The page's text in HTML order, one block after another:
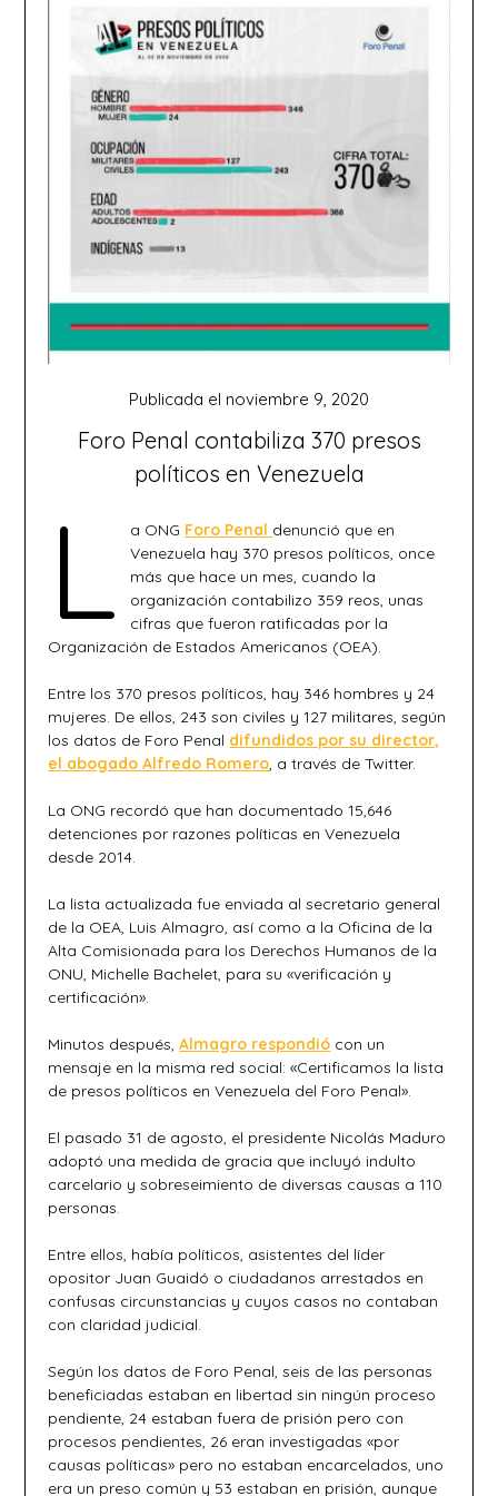
Foro Penal contabiliza 370 presos
políticos en Venezuela
Publicada el noviembre 9, 2020
L a ONG Foro Penal denunció que en
Venezuela hay 370 presos políticos, once
más que hace un mes, cuando la
organización contabilizo 359 reos, unas
cifras que fueron ratificadas por la
Organización de Estados Americanos (OEA).
Entre los 370 presos políticos, hay 346 hombres y 24
mujeres. De ellos, 243 son civiles y 127 militares, según
los datos de Foro Penal difundidos por su director,
el abogado Alfredo Romero, a través de Twitter.
La ONG recordó que han documentado 15,646
detenciones por razones políticas en Venezuela
desde 2014.
La lista actualizada fue enviada al secretario general
de la OEA, Luis Almagro, así como a la Oficina de la
Alta Comisionada para los Derechos Humanos de la
ONU, Michelle Bachelet, para su «verificación y
certificación».
Minutos después,Almagro respondió con un
mensaje en la misma red social: «Certificamos la lista
de presos políticos en Venezuela del Foro Penal».
El pasado 31 de agosto, el presidente Nicolás Maduro
adoptó una medida de gracia que incluyó indulto
carcelario y sobreseimiento de diversas causas a 110
personas.
Entre ellos, había políticos, asistentes del líder
opositor Juan Guaidó o ciudadanos arrestados en
confusas circunstancias y cuyos casos no contaban
con claridad judicial.
Según los datos de Foro Penal, seis de las personas
beneficiadas estaban en libertad sin ningún proceso
pendiente, 24 estaban fuera de prisión pero con
procesos pendientes, 26 eran investigadas «por
causas políticas» pero no estaban encarcelados, uno
era un preso común y 53 estaban en prisión, aunque